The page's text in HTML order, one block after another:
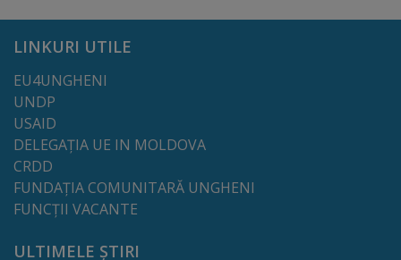
LINKURI UTILE
EU4UNGHENI
UNDP
USAID
DELEGAȚIA UE IN MOLDOVA
CRDD
FUNDAȚIA COMUNITARĂ UNGHENI
FUNCȚII VACANTE
ULTIMELE ȘTIRI